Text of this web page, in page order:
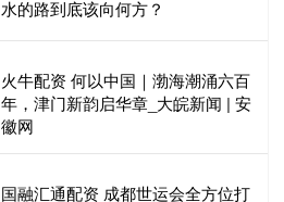
水的路到底该向何方？
火牛配资 何以中国｜渤海潮涌六百
年，津门新韵启华章_大皖新闻 | 安
徽网
国融汇通配资 成都世运会全方位打